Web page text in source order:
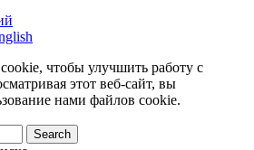
чтобы улучшить работу с
этот веб-сайт, вы
нами файлов cookie.
Search